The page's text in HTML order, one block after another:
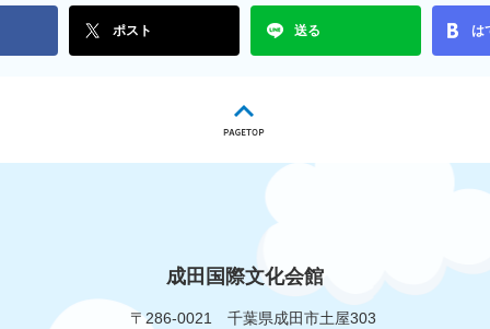
ポスト 送る は
成田国際文化会館
〒286-0021 千葉県成田市土屋303